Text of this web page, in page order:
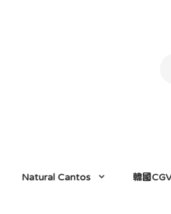
Natural Cantos 韓國